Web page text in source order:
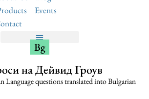
Events
Bg
на Дейвид Гроув
Language questions translated into Bulgarian